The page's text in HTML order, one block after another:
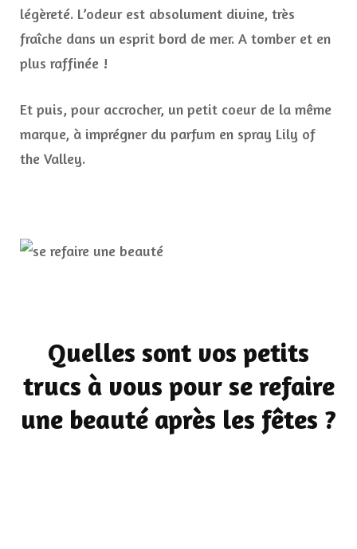
légèreté. L’odeur est absolument divine, très
fraîche dans un esprit bord de mer. A tomber et en
plus raffinée !
Et puis, pour accrocher, un petit coeur de la même
marque, à imprégner du parfum en spray Lily of
the Valley.
Quelles sont vos petits
trucs à vous pour se refaire
une beauté après les fêtes ?